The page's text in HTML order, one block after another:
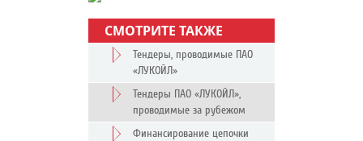
СМОТРИТЕ ТАКЖЕ
Тендеры, проводимые ПАО
«ЛУКОЙЛ»
Тендеры ПАО «ЛУКОЙЛ»,
проводимые за рубежом
Финансирование цепочки